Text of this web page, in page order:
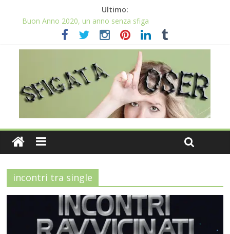
Ultimo:
Buon Anno 2020, un anno senza sfiga
Come gestire la fortuna ai giochi
Qual è il numero più sfortunato? Info e curiosità nel post
La sfortuna mi perseguita anche con la spesa
Il 2020 anno bisestile porta sfortuna davvero?
incontri tra single